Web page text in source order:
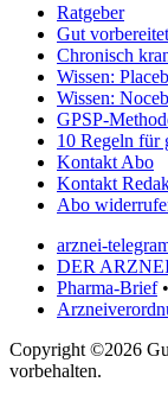
Ratgeber
Gut
Chronisch
Wissen:
Wissen:
GPSP-
10 Regeln für
Kontakt Abo
Kontakt
Abo
arznei-
DER
Pharma-Brief•
Copyright ©2026
vorbehalten.